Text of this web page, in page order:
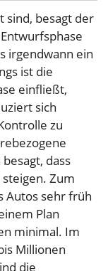
sind, besagt der
irgendwann ein
ist die
einfließt,
sich
zu
dass
Zum
Autos sehr früh
Plan
minimal. Im
Millionen
die